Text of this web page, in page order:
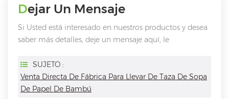
Dejar Un Mensaje
Si Usted está interesado en nuestros productos y desea
saber más detalles, deje un mensaje aquí, le
puedamos.
SUJETO :
Venta Directa De Fábrica Para Llevar De Taza De Sopa
De Papel De Bambú